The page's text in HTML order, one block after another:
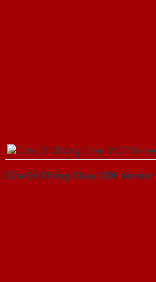
Cửa Gỗ Chống Cháy MDF